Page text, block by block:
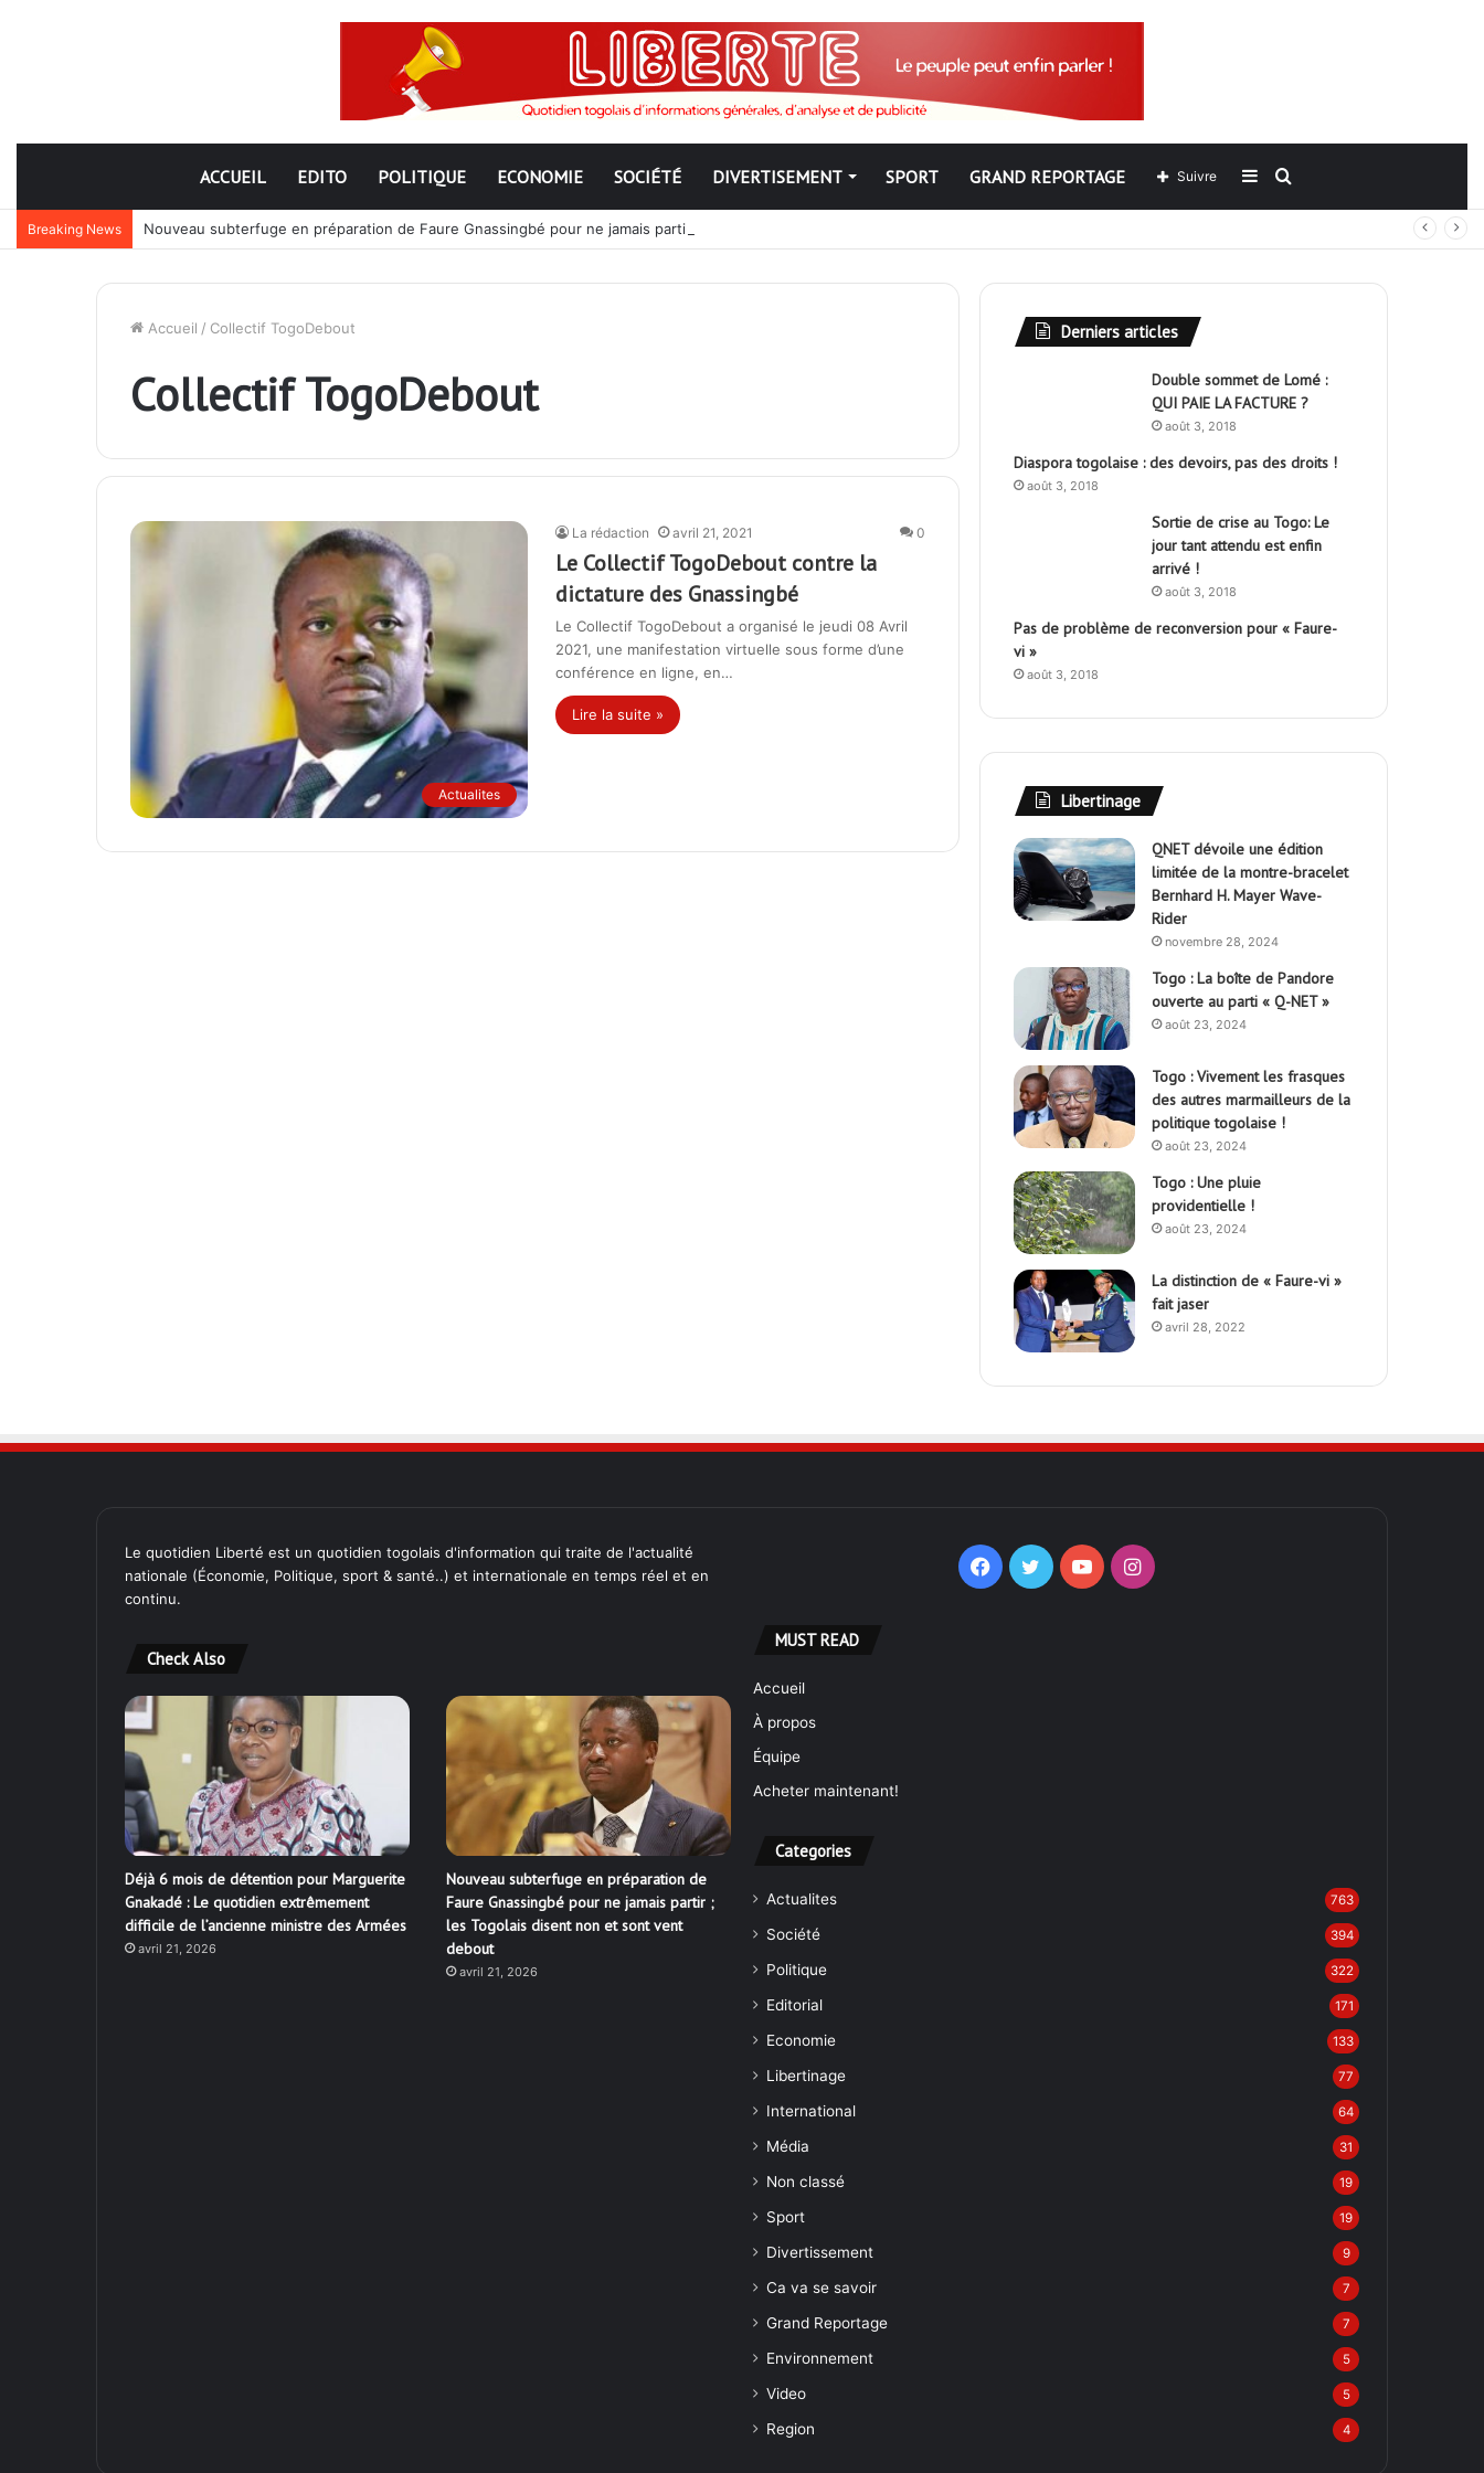
ACCUEIL EDITO POLITIQUE ECONOMIE SOCIÉTÉ DIVERTISEMENT SPORT GRAND REPORTAGE Rechercher
Sidebar
(barre
Suivre
Breaking News Nouveau subterfuge en préparation de Faure Gnassingbé pour ne jamais partir ; les Togolais disent non et sont vent debout
Accueil / Collectif TogoDebout
Collectif TogoDebout
Actualites
La rédaction avril 21, 2021 0
Le Collectif TogoDebout contre la
dictature des Gnassingbé
Le Collectif TogoDebout a organisé le jeudi 08 Avril
2021, une manifestation virtuelle sous forme d’une
conférence en ligne, en…
Lire la suite »
Derniers articles
Double sommet de Lomé :
QUI PAIE LA FACTURE ?
août 3, 2018
Diaspora togolaise : des devoirs, pas des droits !
août 3, 2018
Sortie de crise au Togo: Le
jour tant attendu est enfin
arrivé !
août 3, 2018
Pas de problème de reconversion pour « Faure-
vi »
août 3, 2018
Libertinage
QNET dévoile une édition
limitée de la montre-bracelet
Bernhard H. Mayer Wave-
Rider
novembre 28, 2024
Togo : La boîte de Pandore
ouverte au parti « Q-NET »
août 23, 2024
Togo : Vivement les frasques
des autres marmailleurs de la
politique togolaise !
août 23, 2024
Togo : Une pluie
providentielle !
août 23, 2024
La distinction de « Faure-vi »
fait jaser
avril 28, 2022
Le quotidien Liberté est un quotidien togolais d'information qui traite de l'actualité
nationale (Économie, Politique, sport & santé..) et internationale en temps réel et en
continu.
Check Also
Déjà 6 mois de détention pour Marguerite
Gnakadé : Le quotidien extrêmement
difficile de l’ancienne ministre des Armées
avril 21, 2026
Nouveau subterfuge en préparation de
Faure Gnassingbé pour ne jamais partir ;
les Togolais disent non et sont vent
debout
avril 21, 2026
Facebook
TwitterYouTubeInstagram
MUST READ
Accueil
À propos
Équipe
Acheter maintenant!
Categories
Actualites 763
Société 394
Politique 322
Editorial 171
Economie 133
Libertinage 77
International 64
Média 31
Non classé 19
Sport 19
Divertissement 9
Ca va se savoir 7
Grand Reportage 7
Environnement 5
Video 5
Region 4